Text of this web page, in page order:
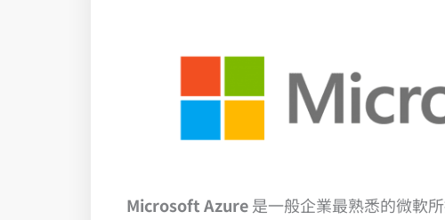
Microsoft Azure是一般企業最熟悉的微軟